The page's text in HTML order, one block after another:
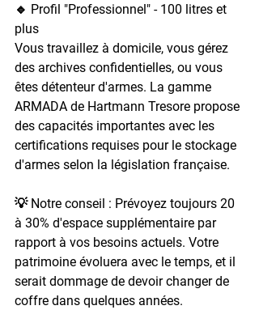
🔹 Profil "Professionnel" - 100 litres et
plus
Vous travaillez à domicile, vous gérez
des archives confidentielles, ou vous
êtes détenteur d'armes. La gamme
ARMADA de Hartmann Tresore propose
des capacités importantes avec les
certifications requises pour le stockage
d'armes selon la législation française.
💡 Notre conseil : Prévoyez toujours 20
à 30% d'espace supplémentaire par
rapport à vos besoins actuels. Votre
patrimoine évoluera avec le temps, et il
serait dommage de devoir changer de
coffre dans quelques années.